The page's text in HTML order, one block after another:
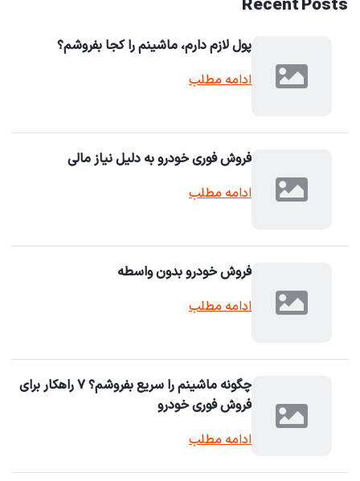
Recent Posts
پول لازم دارم، ماشینم را کجا بفروشم؟
ادامه مطلب
فروش فوری خودرو به دلیل نیاز مالی
ادامه مطلب
فروش خودرو بدون واسطه
ادامه مطلب
چگونه ماشینم را سریع بفروشم؟ ۷ راهکار برای
فروش فوری خودرو
ادامه مطلب